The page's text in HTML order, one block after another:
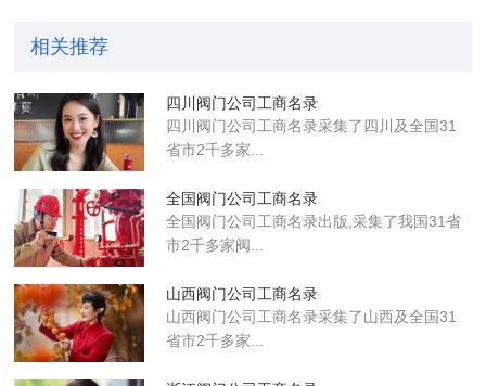
相关推荐
四川阀门公司工商名录
四川阀门公司工商名录采集了四川及全国31
省市2千多家...
全国阀门公司工商名录
全国阀门公司工商名录出版,采集了我国31省
市2千多家阀...
山西阀门公司工商名录
山西阀门公司工商名录采集了山西及全国31
省市2千多家...